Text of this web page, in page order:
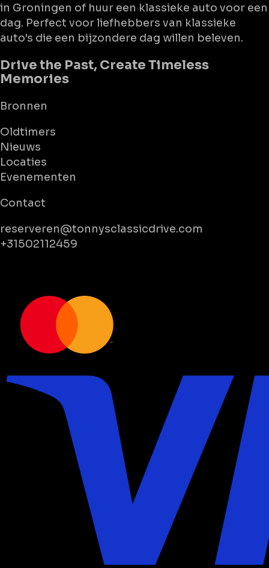
in Groningen of huur een klassieke auto voor een
dag. Perfect voor liefhebbers van klassieke
auto's die een bijzondere dag willen beleven.
Drive the Past, Create Timeless
Memories
Bronnen
Oldtimers
Nieuws
Locaties
Evenementen
Contact
reserveren@tonnysclassicdrive.com
+31502112459